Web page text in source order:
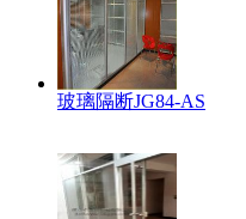
玻璃隔断JG84-AS